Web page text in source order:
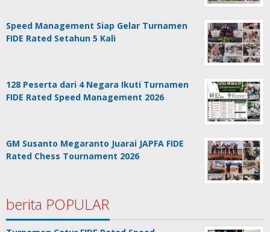
Speed Management Siap Gelar Turnamen
FIDE Rated Setahun 5 Kali
128 Peserta dari 4 Negara Ikuti Turnamen
FIDE Rated Speed Management 2026
GM Susanto Megaranto Juarai JAPFA FIDE
Rated Chess Tournament 2026
berita POPULAR